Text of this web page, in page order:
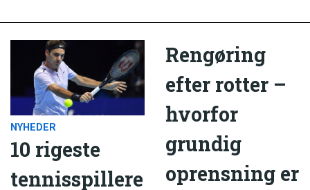
NYHEDER
10 rigeste
tennisspillere
Rengøring
efter rotter –
hvorfor
grundig
oprensning er